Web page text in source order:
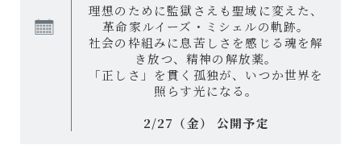
理想のために監獄さえも聖域に変えた、
革命家ルイーズ・ミシェルの軌跡。
社会の枠組みに息苦しさを感じる魂を解
き放つ、精神の解放薬。
「正しさ」を貫く孤独が、いつか世界を
照らす光になる。
2/27（金） 公開予定